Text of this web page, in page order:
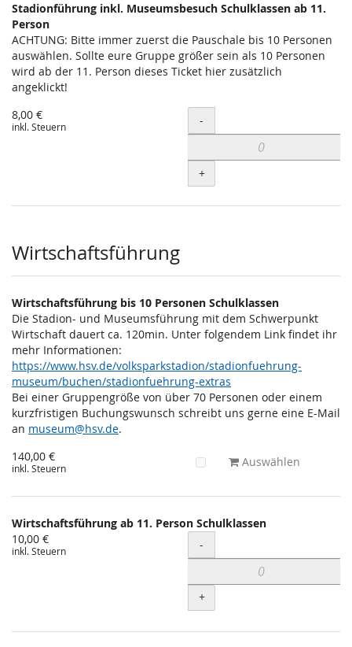
Stadionführung inkl. Museumsbesuch Schulklassen ab 11.
Person
ACHTUNG: Bitte immer zuerst die Pauschale bis 10 Personen
auswählen. Sollte eure Gruppe größer sein als 10 Personen
wird ab der 11. Person dieses Ticket hier zusätzlich
angeklickt!
8,00 €
inkl. Steuern Menge
-
+
Wirtschaftsführung
Wirtschaftsführung bis 10 Personen Schulklassen
Die Stadion- und Museumsführung mit dem Schwerpunkt
Wirtschaft dauert ca. 120min. Unter folgendem Link findet ihr
mehr Informationen:
https://www.hsv.de/volksparkstadion/stadionfuehrung-
museum/buchen/stadionfuehrung-extras
Bei einer Gruppengröße von über 70 Personen oder einem
kurzfristigen Buchungswunsch schreibt uns gerne eine E-Mail
an museum@hsv.de.
140,00 €
inkl. Steuern Auswählen
Wirtschaftsführung ab 11. Person Schulklassen
10,00 €
inkl. Steuern Menge
-
+